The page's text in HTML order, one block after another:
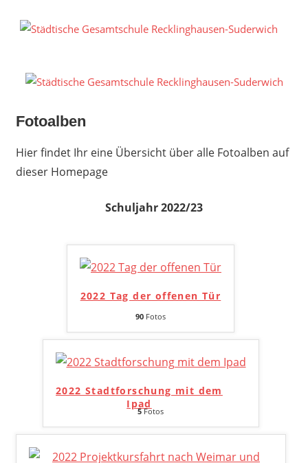
Inhalt
Fotoalben
Hier findet Ihr eine Übersicht über alle Fotoalben auf
dieser Homepage
Schuljahr 2022/23
2022 Tag der offenen Tür
90 Fotos
2022 Stadtforschung mit dem
Ipad
5Fotos